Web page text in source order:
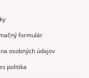
formulár
osobných údajov
politika